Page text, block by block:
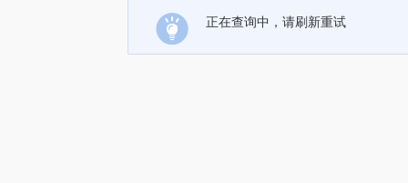
正在查询中，请刷新重试